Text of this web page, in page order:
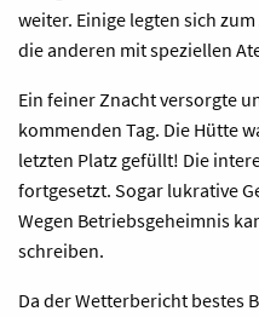
weiter. Einige legten sich
die anderen mit speziellen
Ein feiner Znacht versorgte
kommenden Tag. Die Hütte
letzten Platz gefüllt! Die
fortgesetzt. Sogar lukrative
Wegen Betriebsgeheimnis
schreiben.
Da der Wetterbericht bestes